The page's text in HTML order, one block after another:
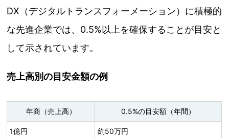
DX（デジタルトランスフォーメーション）に積極的
な先進企業では、0.5%以上を確保することが目安と
して示されています。
売上高別の目安金額の例
年商（売上高） 0.5%の目安額（年間）
1億円 約50万円